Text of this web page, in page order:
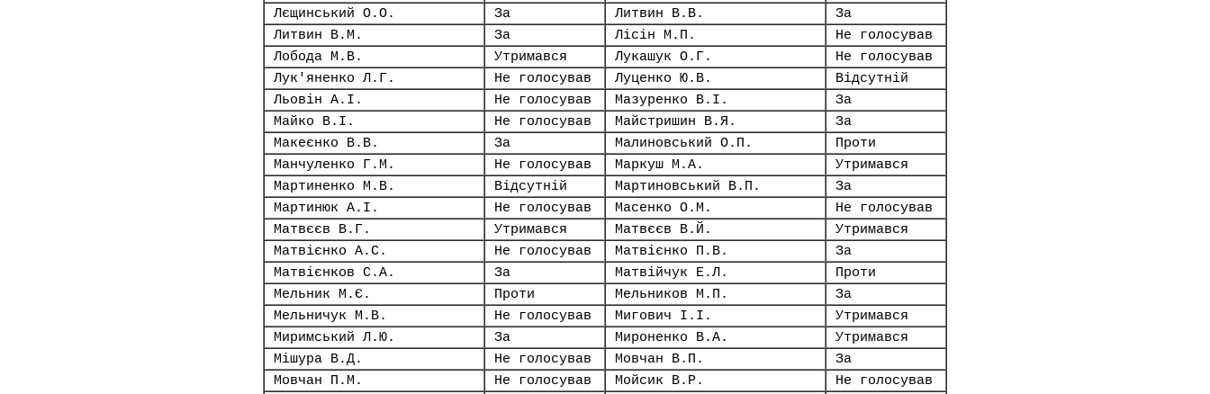
Лєщинський О.О.
За Литвин В.В.
За
Литвин В.М.
За Лісін М.П.
Не голосував
Лобода М.В.
Утримався Лукашук О.Г.
Не голосував
Лук'яненко Л.Г.
Не голосував Луценко Ю.В.
Відсутній
Льовін А.І.
Не голосував Мазуренко В.І.
За
Майко В.І.
Не голосував Майстришин В.Я.
За
Макеєнко В.В.
За Малиновський О.П.
Проти
Манчуленко Г.М.
Не голосував Маркуш М.А.
Утримався
Мартиненко М.В.
Відсутній Мартиновський В.П.
За
Мартинюк А.І.
Не голосував Масенко О.М.
Не голосував
Матвєєв В.Г.
Утримався Матвєєв В.Й.
Утримався
Матвієнко А.С.
Не голосував Матвієнко П.В.
За
Матвієнков С.А.
За Матвійчук Е.Л.
Проти
Мельник М.Є.
Проти Мельников М.П.
За
Мельничук М.В.
Не голосував Мигович І.І.
Утримався
Миримський Л.Ю.
За Мироненко В.А.
Утримався
Мішура В.Д.
Не голосував Мовчан В.П.
За
Мовчан П.М.
Не голосував Мойсик В.Р.
Не голосував